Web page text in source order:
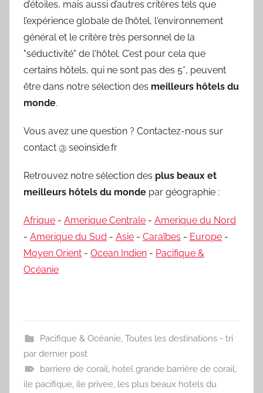
d’étoiles, mais aussi d’autres critères tels que
l’expérience globale de l’hôtel, l'environnement
général et le critère très personnel de la
"séductivité" de l'hôtel. C’est pour cela que
certains hôtels, qui ne sont pas des 5*, peuvent
être dans notre sélection des meilleurs hôtels du
monde.
Vous avez une question ? Contactez-nous sur
contact @ seoinside.fr
Retrouvez notre sélection des plus beaux et
meilleurs hôtels du monde par géographie :
Afrique - Amerique Centrale - Amerique du Nord
- Amerique du Sud - Asie - Caraïbes - Europe -
Moyen Orient - Ocean Indien - Pacifique &
Océanie
Pacifique & Océanie, Toutes les destinations - tri
par dernier post
barriere de corail, hotel grande barrière de corail,
ile pacifique, ile privee, les plus beaux hotels du